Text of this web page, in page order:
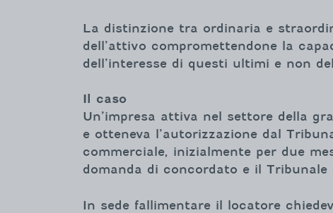
La distinzione tra ordinaria e
dell’attivo compromettendone la
dell’interesse di questi ultimi e non
Il caso
Un’impresa attiva nel settore della
e otteneva l’autorizzazione dal
commerciale, inizialmente per due
domanda di concordato e il
In sede fallimentare il locatore